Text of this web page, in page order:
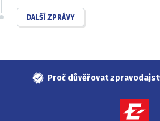
DALŠÍ ZPRÁVY
Proč důvěřovat